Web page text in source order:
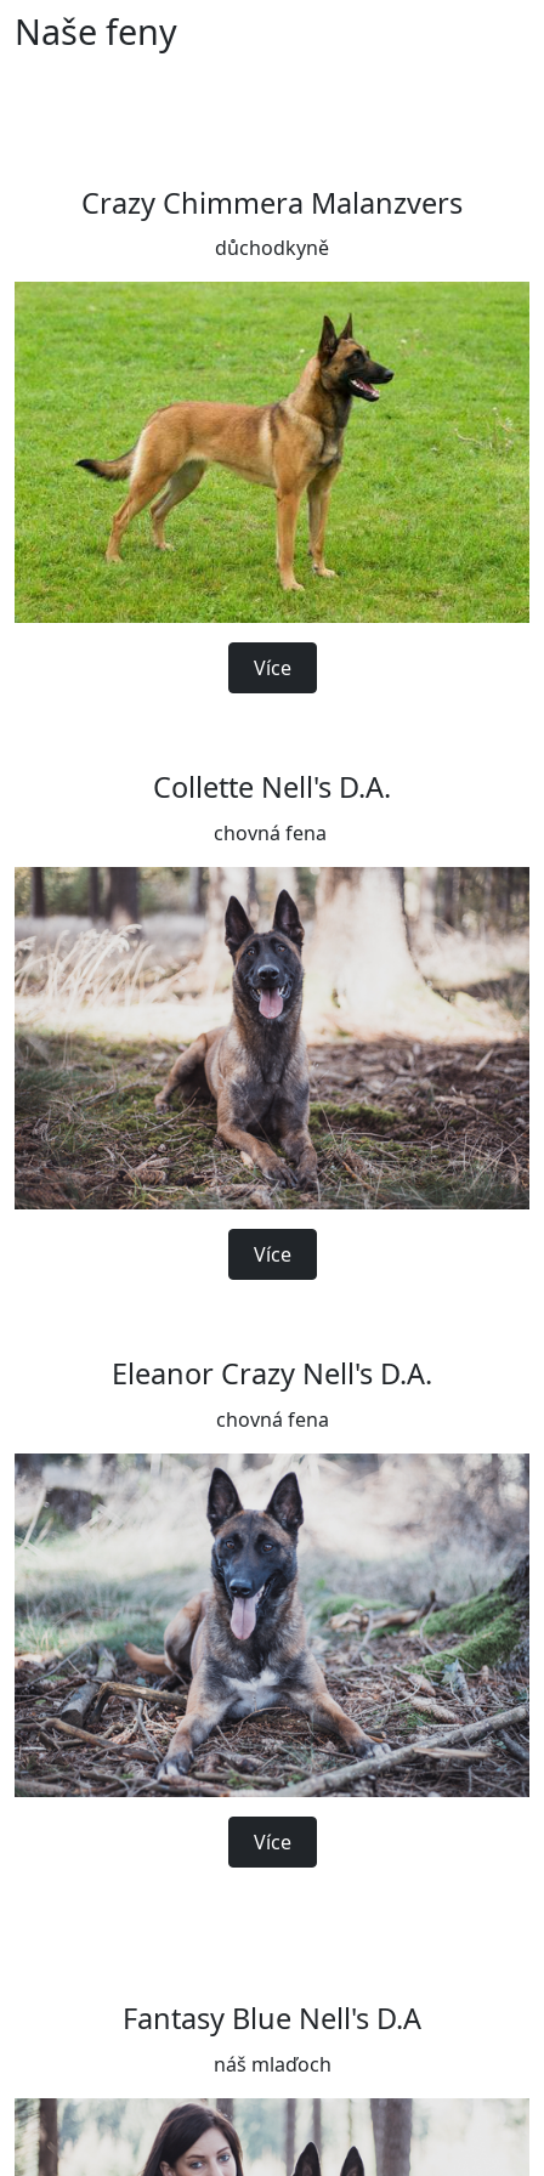
Naše feny
Crazy Chimmera Malanzvers
důchodkyně
Více
Collette Nell's D.A.
chovná fena
Více
Eleanor Crazy Nell's D.A.
chovná fena
Více
Fantasy Blue Nell's D.A
náš mlaďoch